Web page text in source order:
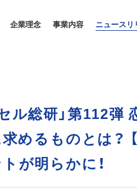
企業理念 事業内容 ニュースリ
ル総研」第112弾
求めるものとは
が明らかに！